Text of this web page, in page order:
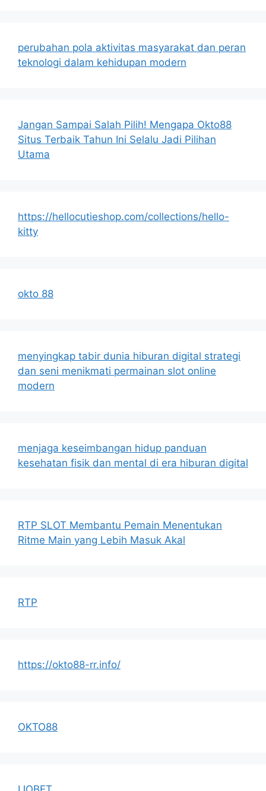
perubahan pola aktivitas masyarakat dan peran
teknologi dalam kehidupan modern
Jangan Sampai Salah Pilih! Mengapa Okto88
Situs Terbaik Tahun Ini Selalu Jadi Pilihan
Utama
https://hellocutieshop.com/collections/hello-
kitty
okto 88
menyingkap tabir dunia hiburan digital strategi
dan seni menikmati permainan slot online
modern
menjaga keseimbangan hidup panduan
kesehatan fisik dan mental di era hiburan digital
RTP SLOT Membantu Pemain Menentukan
Ritme Main yang Lebih Masuk Akal
RTP
https://okto88-rr.info/
OKTO88